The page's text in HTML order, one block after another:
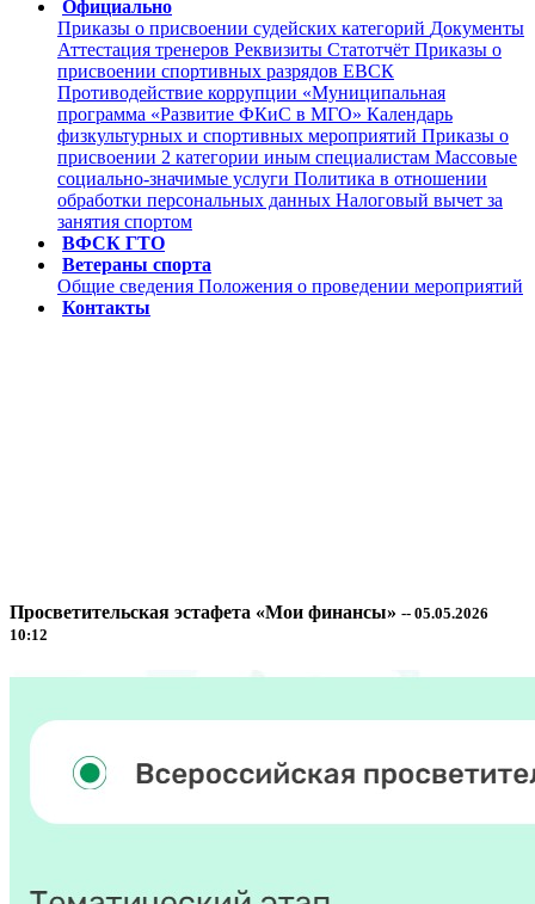
Официально
Приказы о присвоении судейских категорий Документы
Аттестация тренеров Реквизиты Статотчёт Приказы о
присвоении спортивных разрядов ЕВСК
Противодействие коррупции «Муниципальная
программа «Развитие ФКиС в МГО» Календарь
физкультурных и спортивных мероприятий Приказы о
присвоении 2 категории иным специалистам Массовые
социально-значимые услуги Политика в отношении
обработки персональных данных Налоговый вычет за
занятия спортом
ВФСК ГТО
Ветераны спорта
Общие сведения Положения о проведении мероприятий
Контакты
Просветительская эстафета «Мои финансы» -- 05.05.2026
10:12